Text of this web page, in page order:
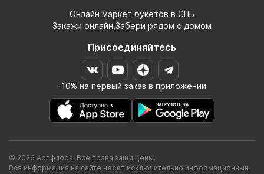
Онлайн маркет букетов в СПБ
Закажи онлайн,Забери рядом с домом
Присоединяйтесь
-10% на первый заказ в приложении
© 2026 Артфлора. Все права защищены.
Вся информация на сайте несет исключительно информационный